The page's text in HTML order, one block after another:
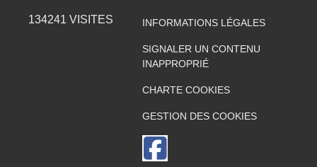
134241 VISITES INFORMATIONS LÉGALES
SIGNALER UN CONTENU
INAPPROPRIÉ
CHARTE COOKIES
GESTION DES COOKIES